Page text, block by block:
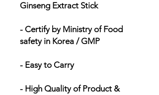
Ginseng Extract Stick
- Certify by Ministry of Food
safety in Korea / GMP
- Easy to Carry
- High Quality of Product &